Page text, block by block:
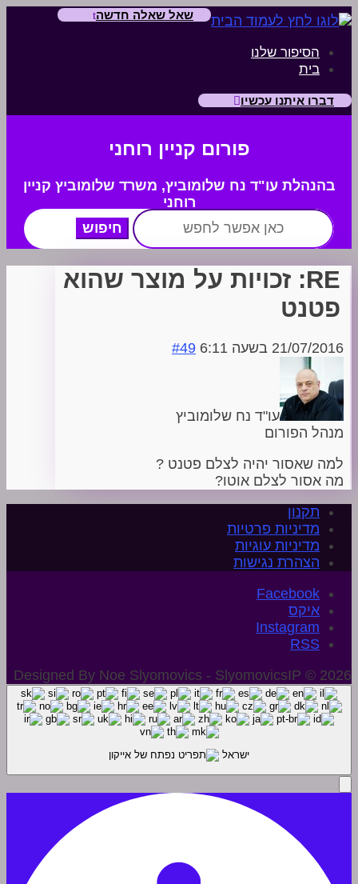
דברו איתנו עכשיו
שאל שאלה חדשה
הסיפור שלנו
בית
פורום קניין רוחני
בהנהלת עו"ד נח שלומוביץ, משרד שלומוביץ קניין
רוחני
חפש:
RE: זכויות על מוצר שהוא
פטנט
21/07/2016 בשעה 6:11 #49
עו"ד נח שלומוביץ
מנהל הפורום
למה שאסור יהיה לצלם פטנט ?
מה אסור לצלם אוטו?
תקנון
מדיניות פרטיות
מדיניות עוגיות
הצהרת נגישות
איקס
Instagram
Designed By Noe Slyomovics - SlyomovicsIP © 2026
ישראל